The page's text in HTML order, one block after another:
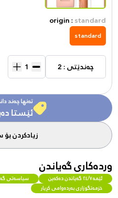
origin :standard
standard
چەندێتی : 2
تەنها چەند
ئێستا
زیادکردن بۆ
وردەکاری گەیاندن
ئێمە ٢٤/٧ گەیاندن دەکەین سیاسەتی
خزمەتگوزاری بەردەوامی کڕیار